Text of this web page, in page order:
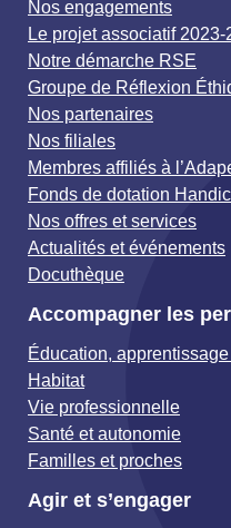
Nos engagements
Le projet associatif 2023-
Notre démarche RSE
Groupe de Réflexion
Nos partenaires
Nos filiales
Membres affiliés à
Fonds de dotation
Nos offres et services
Actualités et événements
Docuthèque
Accompagner les
Éducation,
Habitat
Vie professionnelle
Santé et autonomie
Familles et proches
Agir et s’engager